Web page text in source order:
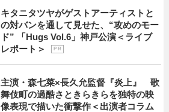
キタニタツヤがゲストアーティストと
の対バンを通して見せた、“攻めのモー
ド” 「Hugs Vol.6」神戸公演＜ライブ
レポート＞
P R
主演・森七菜×長久允監督『炎上』 歌
舞伎町の過酷さときらきらを独特の映
像表現で描いた衝撃作＜出演者コラム